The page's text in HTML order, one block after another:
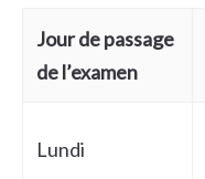
Jour de passage
de l’examen
Lundi